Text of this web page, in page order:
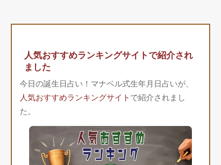
人気おすすめランキングサイトで紹介され
ました
今日の誕生日占い！マナベル式生年月日占いが、
人気おすすめランキングサイト で紹介されまし
た。